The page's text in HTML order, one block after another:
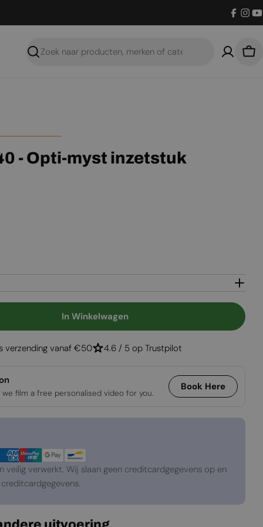
Zoeken
Open media 2
- Opti-myst inzetstuk
Base 40 - Opti-Myst Inzetstuk
Voor AquaFire Base 40 - Opti-Myst Inzetstuk
In Winkelwagen
verzending vanaf €50 4.6 / 5 op Trustpilot
film a free personalised video for you.
Book Here
veilig verwerkt. Wij slaan geen creditcardgegevens op en